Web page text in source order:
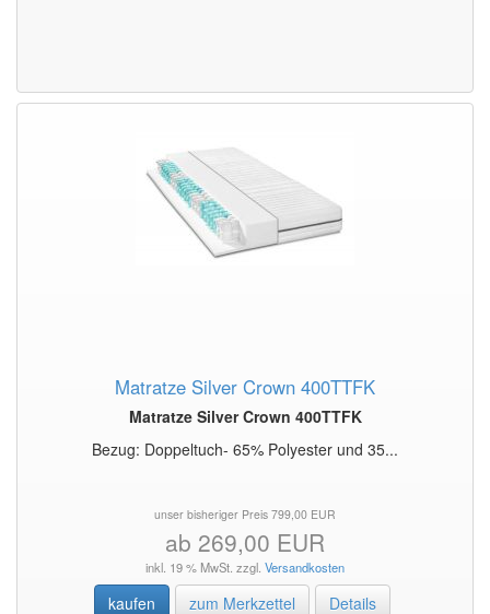
Matratze Silver Crown 400TTFK
Matratze Silver Crown 400TTFK
Bezug: Doppeltuch- 65% Polyester und 35...
unser bisheriger Preis 799,00 EUR
ab 269,00 EUR
inkl. 19 % MwSt. zzgl. Versandkosten
kaufen zum Merkzettel Details